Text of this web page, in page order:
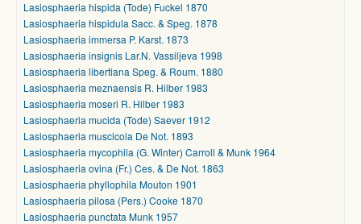
Lasiosphaeria hispida (Tode) Fuckel 1870
Lasiosphaeria hispidula Sacc. & Speg. 1878
Lasiosphaeria immersa P. Karst. 1873
Lasiosphaeria insignis Lar.N. Vassiljeva 1998
Lasiosphaeria libertiana Speg. & Roum. 1880
Lasiosphaeria meznaensis R. Hilber 1983
Lasiosphaeria moseri R. Hilber 1983
Lasiosphaeria mucida (Tode) Saever 1912
Lasiosphaeria muscicola De Not. 1893
Lasiosphaeria mycophila (G. Winter) Carroll & Munk 1964
Lasiosphaeria ovina (Fr.) Ces. & De Not. 1863
Lasiosphaeria phyllophila Mouton 1901
Lasiosphaeria pilosa (Pers.) Cooke 1870
Lasiosphaeria punctata Munk 1957